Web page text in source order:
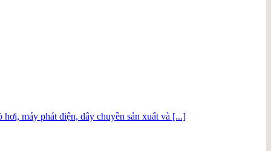
máy phát điện, dây chuyền sản xuất và [...]